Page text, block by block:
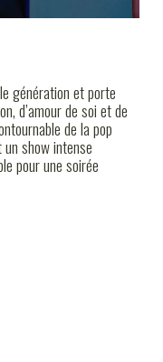
génération et porte
d’amour de soi et de
de la pop
show intense
pour une soirée